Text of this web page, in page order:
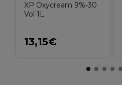
XP Oxycream 9%-30
Vol 1L
13,15€